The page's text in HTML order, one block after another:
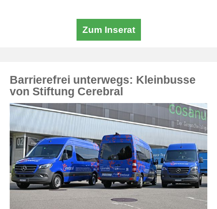
Zum Inserat
Barrierefrei unterwegs: Kleinbusse
von Stiftung Cerebral